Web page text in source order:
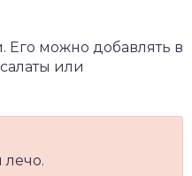
можно добавлять в
или